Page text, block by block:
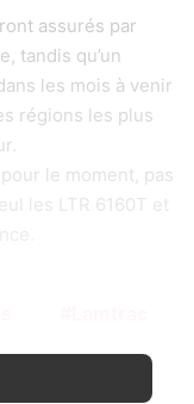
assurés par
tandis qu’un
les mois à venir
régions les plus
le moment, pas
les LTR 6160T et